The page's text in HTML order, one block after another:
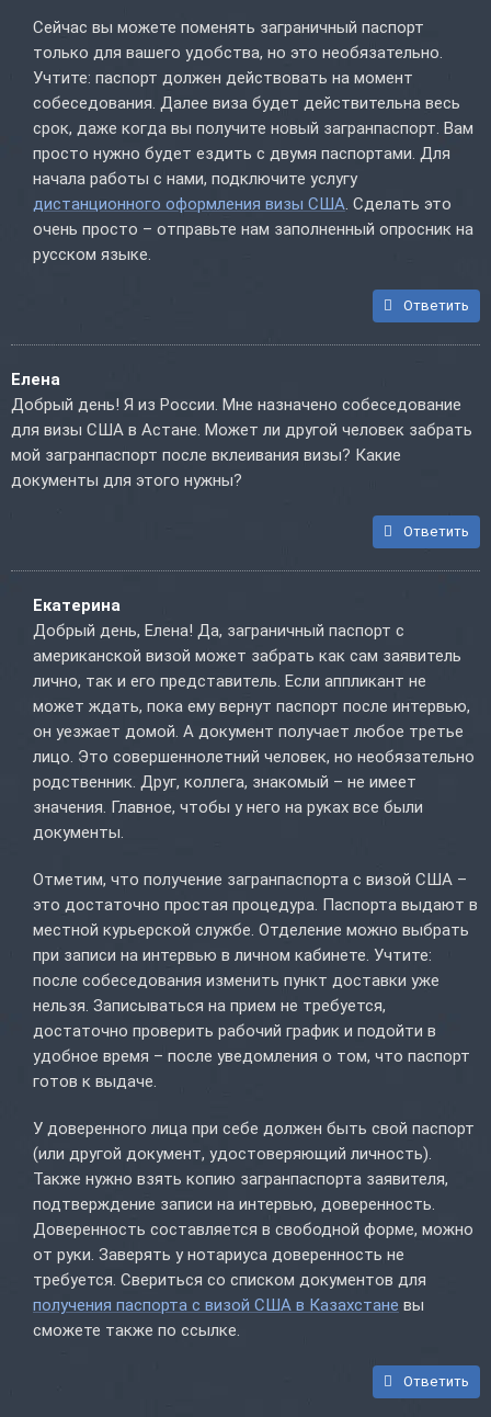
Сейчас вы можете поменять заграничный паспорт
только для вашего удобства, но это необязательно.
Учтите: паспорт должен действовать на момент
собеседования. Далее виза будет действительна весь
срок, даже когда вы получите новый загранпаспорт. Вам
просто нужно будет ездить с двумя паспортами. Для
начала работы с нами, подключите услугу
дистанционного оформления визы США. Сделать это
очень просто – отправьте нам заполненный опросник на
русском языке.
Ответить
Елена
Добрый день! Я из России. Мне назначено собеседование
для визы США в Астане. Может ли другой человек забрать
мой загранпаспорт после вклеивания визы? Какие
документы для этого нужны?
Ответить
Екатерина
Добрый день, Елена! Да, заграничный паспорт с
американской визой может забрать как сам заявитель
лично, так и его представитель. Если аппликант не
может ждать, пока ему вернут паспорт после интервью,
он уезжает домой. А документ получает любое третье
лицо. Это совершеннолетний человек, но необязательно
родственник. Друг, коллега, знакомый – не имеет
значения. Главное, чтобы у него на руках все были
документы.
Отметим, что получение загранпаспорта с визой США –
это достаточно простая процедура. Паспорта выдают в
местной курьерской службе. Отделение можно выбрать
при записи на интервью в личном кабинете. Учтите:
после собеседования изменить пункт доставки уже
нельзя. Записываться на прием не требуется,
достаточно проверить рабочий график и подойти в
удобное время – после уведомления о том, что паспорт
готов к выдаче.
У доверенного лица при себе должен быть свой паспорт
(или другой документ, удостоверяющий личность).
Также нужно взять копию загранпаспорта заявителя,
подтверждение записи на интервью, доверенность.
Доверенность составляется в свободной форме, можно
от руки. Заверять у нотариуса доверенность не
требуется. Свериться со списком документов для
получения паспорта с визой США в Казахстане вы
сможете также по ссылке.
Ответить